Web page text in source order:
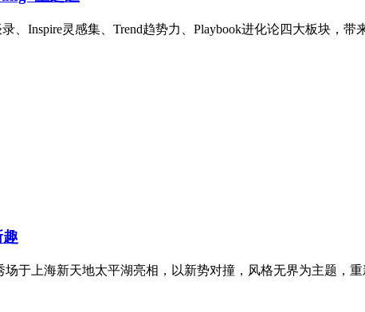
、Inspire灵感集、Trend趋势力、Playbook进化论四大板块，带
于上海新天地太平湖亮相，以新势对撞，风格无界为主题，